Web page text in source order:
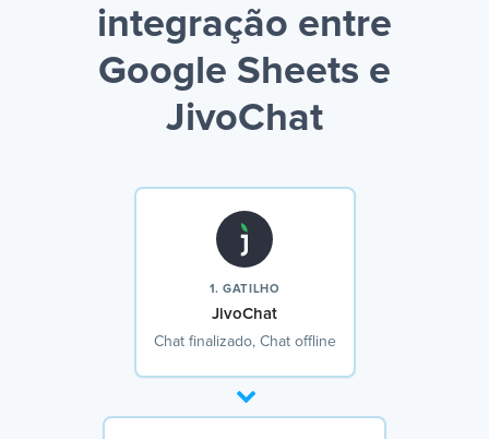
integração entre
Google Sheets e
JivoChat
1. GATILHO
JivoChat
Chat finalizado, Chat offline